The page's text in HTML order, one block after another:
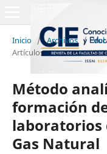
Inicio / Archivos /
Artículos
Método
formación
laboratorios
Gas Natural